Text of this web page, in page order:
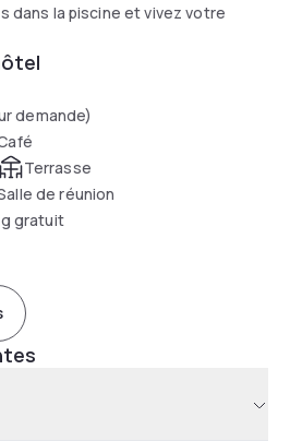
dans la piscine et vivez votre
demande)
Terrasse
de réunion
gratuit